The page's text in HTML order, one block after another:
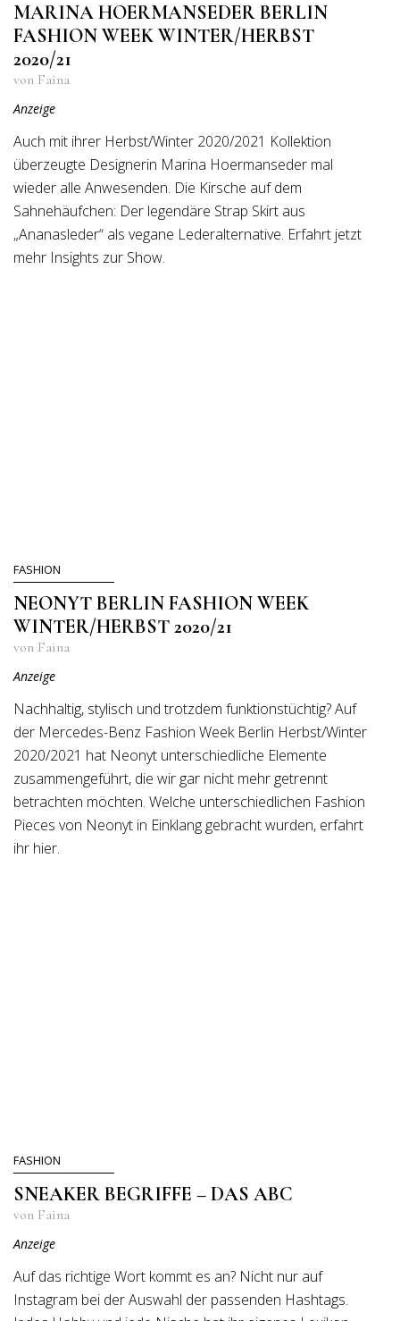
MARINA HOERMANSEDER BERLIN
FASHION WEEK WINTER/HERBST
2020/21
von Faina
Anzeige
Auch mit ihrer Herbst/Winter 2020/2021 Kollektion
überzeugte Designerin Marina Hoermanseder mal
wieder alle Anwesenden. Die Kirsche auf dem
Sahnehäufchen: Der legendäre Strap Skirt aus
„Ananasleder“ als vegane Lederalternative. Erfahrt jetzt
mehr Insights zur Show.
FASHION
NEONYT BERLIN FASHION WEEK
WINTER/HERBST 2020/21
von Faina
Anzeige
Nachhaltig, stylisch und trotzdem funktionstüchtig? Auf
der Mercedes-Benz Fashion Week Berlin Herbst/Winter
2020/2021 hat Neonyt unterschiedliche Elemente
zusammengeführt, die wir gar nicht mehr getrennt
betrachten möchten. Welche unterschiedlichen Fashion
Pieces von Neonyt in Einklang gebracht wurden, erfahrt
ihr hier.
FASHION
SNEAKER BEGRIFFE – DAS ABC
von Faina
Anzeige
Auf das richtige Wort kommt es an? Nicht nur auf
Instagram bei der Auswahl der passenden Hashtags.